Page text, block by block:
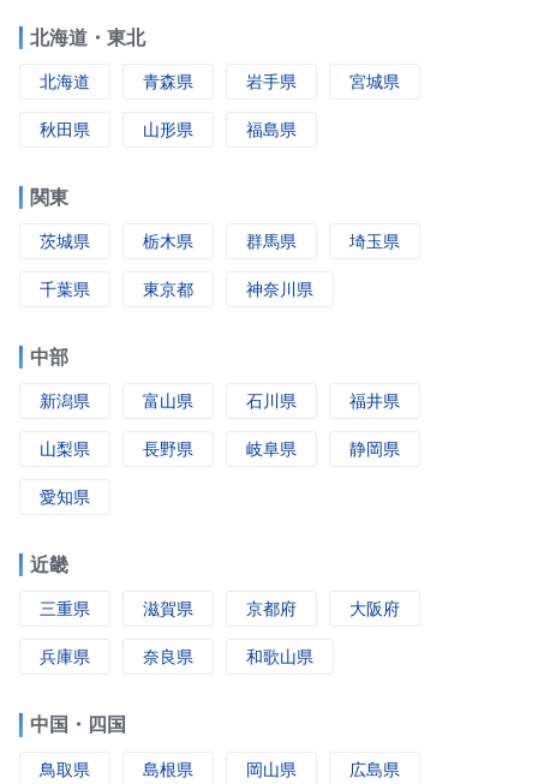
北海道・東北
北海道 青森県 岩手県 宮城県
秋田県 山形県 福島県
関東
茨城県 栃木県 群馬県 埼玉県
千葉県 東京都 神奈川県
中部
新潟県 富山県 石川県 福井県
山梨県 長野県 岐阜県 静岡県
愛知県
近畿
三重県 滋賀県 京都府 大阪府
兵庫県 奈良県 和歌山県
中国・四国
鳥取県 島根県 岡山県 広島県